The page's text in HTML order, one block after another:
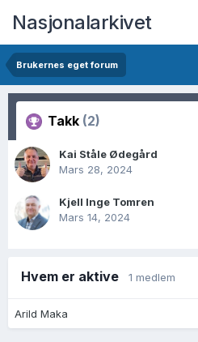
Nasjonalarkivet
Brukernes eget forum
Takk (2)
Kai Ståle Ødegård
Mars 28, 2024
Kjell Inge Tomren
Mars 14, 2024
Hvem er aktive 1 medlem
Arild Maka